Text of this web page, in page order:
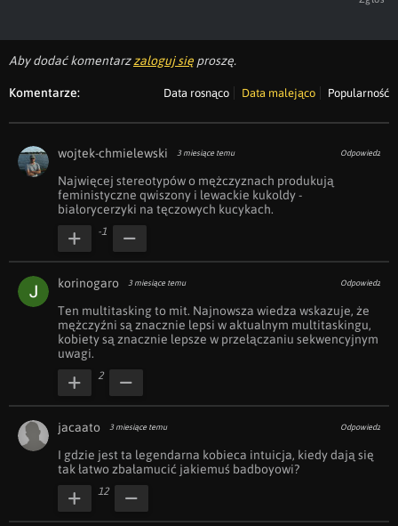
Aby dodać komentarzzaloguj się proszę.
Komentarze: Data rosnąco Data malejąco Popularność
wojtek-chmielewski 3 miesiące temu Odpowiedz
Najwięcej stereotypów o mężczyznach produkują
feministyczne qwiszony i lewackie kukoldy -
białorycerzyki na tęczowych kucykach.
-1
korinogaro 3 miesiące temu Odpowiedz
Ten multitasking to mit. Najnowsza wiedza wskazuje, że
mężczyźni są znacznie lepsi w aktualnym multitaskingu,
kobiety są znacznie lepsze w przełączaniu sekwencyjnym
uwagi.
2
jacaato 3 miesiące temu Odpowiedz
I gdzie jest ta legendarna kobieca intuicja, kiedy dają się
tak łatwo zbałamucić jakiemuś badboyowi?
12